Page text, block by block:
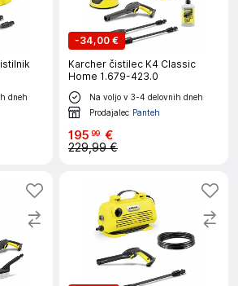
dneh
-34,00 €
Karcher čistilec K4 Classic
Home 1.679-423.0
Na voljo v 3-4 delovnih dneh
Prodajalec Panteh
195 99 €
229,99 €